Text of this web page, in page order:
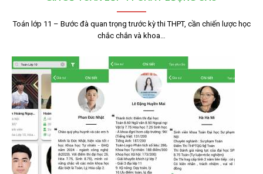
Toán lớp 11 – Bước đà quan trọng trước kỳ thi THPT, cần chiến lược học
chắc chắn và khoa…